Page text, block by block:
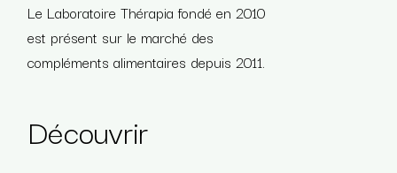
Le Laboratoire Thérapia fondé en 2010
est présent sur le marché des
compléments alimentaires depuis 2011.
Découvrir